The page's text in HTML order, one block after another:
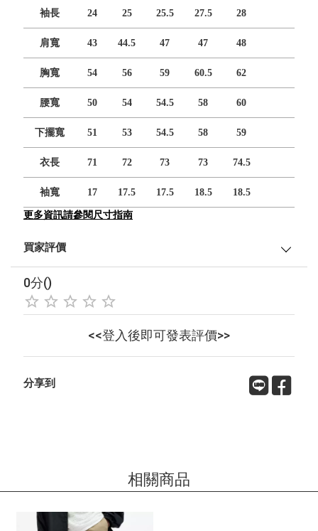
袖長 24 25 25.5 27.5 28
肩寬 43 44.5 47 47 48
胸寬 54 56 59 60.5 62
腰寬 50 54 54.5 58 60
下擺寬 51 53 54.5 58 59
衣長 71 72 73 73 74.5
袖寬 17 17.5 17.5 18.5 18.5
更多資訊請參閱尺寸指南
買家評價
0分()
<<登入後即可發表評價>>
分享到
相關商品